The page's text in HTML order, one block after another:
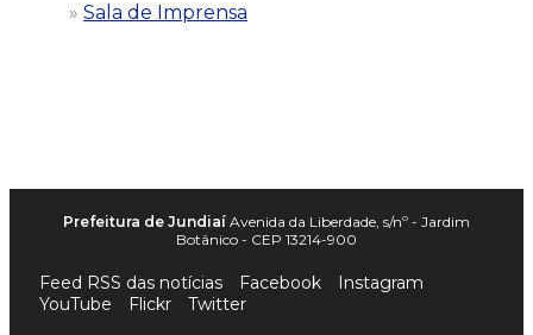
Sala de Imprensa
Prefeitura de Jundiaí Avenida da Liberdade, s/nº - Jardim
Botânico - CEP 13214-900
Feed RSS das notícias Facebook
Instagram
YouTube
Flickr Twitter